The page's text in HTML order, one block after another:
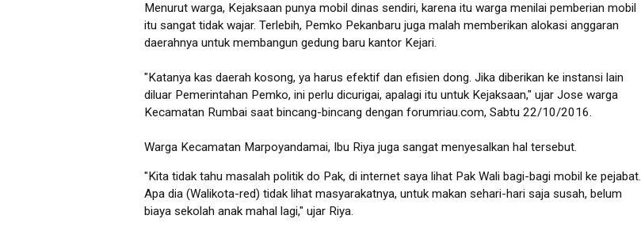
Menurut warga, Kejaksaan punya mobil dinas sendiri, karena itu warga menilai pemberian mobil
itu sangat tidak wajar. Terlebih, Pemko Pekanbaru juga malah memberikan alokasi anggaran
daerahnya untuk membangun gedung baru kantor Kejari.
"Katanya kas daerah kosong, ya harus efektif dan efisien dong. Jika diberikan ke instansi lain
diluar Pemerintahan Pemko, ini perlu dicurigai, apalagi itu untuk Kejaksaan," ujar Jose warga
Kecamatan Rumbai saat bincang-bincang dengan forumriau.com, Sabtu 22/10/2016.
Warga Kecamatan Marpoyandamai, Ibu Riya juga sangat menyesalkan hal tersebut.
"Kita tidak tahu masalah politik do Pak, di internet saya lihat Pak Wali bagi-bagi mobil ke pejabat.
Apa dia (Walikota-red) tidak lihat masyarakatnya, untuk makan sehari-hari saja susah, belum
biaya sekolah anak mahal lagi," ujar Riya.